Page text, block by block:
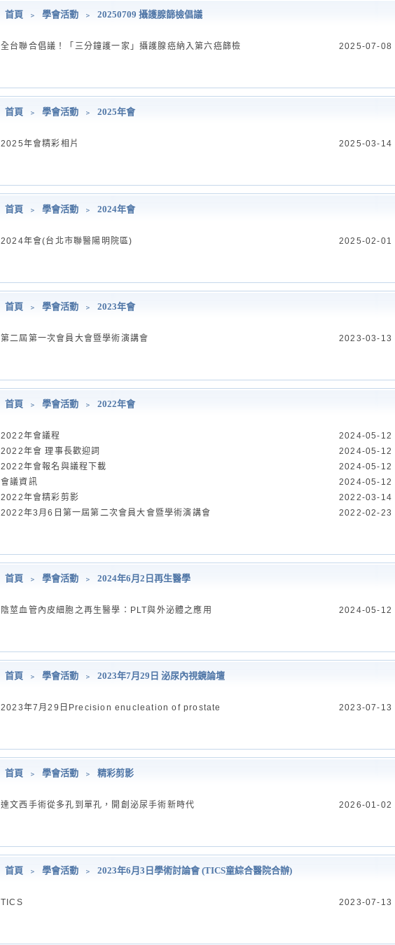
首頁 ﹥ 學會活動 ﹥ 20250709 攝護腺篩檢倡議
全台聯合倡議！「三分鐘護一家」攝護腺癌納入第六癌篩檢 2025-07-08
首頁 ﹥ 學會活動 ﹥ 2025年會
2025年會精彩相片 2025-03-14
首頁 ﹥ 學會活動 ﹥ 2024年會
2024年會(台北市聯醫陽明院區) 2025-02-01
首頁 ﹥ 學會活動 ﹥ 2023年會
第二屆第一次會員大會暨學術演講會 2023-03-13
首頁 ﹥ 學會活動 ﹥ 2022年會
2022年會議程
2024-05-12
2022年會 理事長歡迎詞
2024-05-12
2022年會報名與議程下載
2024-05-12
會議資訊
2024-05-12
2022年會精彩剪影
2022-03-14
2022年3月6日第一屆第二次會員大會暨學術演講會
2022-02-23
首頁 ﹥ 學會活動 ﹥ 2024年6月2日再生醫學
陰莖血管內皮細胞之再生醫學：PLT與外泌體之應用 2024-05-12
首頁 ﹥ 學會活動 ﹥ 2023年7月29日 泌尿內視鏡論壇
2023年7月29日Precision enucleation of prostate 2023-07-13
首頁 ﹥ 學會活動 ﹥ 精彩剪影
達文西手術從多孔到單孔，開創泌尿手術新時代 2026-01-02
首頁 ﹥ 學會活動 ﹥ 2023年6月3日學術討論會 (TICS童綜合醫院合辦)
TICS 2023-07-13